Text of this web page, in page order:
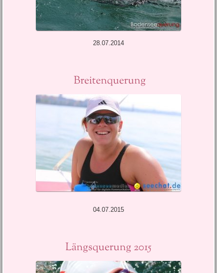
28.07.2014
Breitenquerung
04.07.2015
Längsquerung 2015